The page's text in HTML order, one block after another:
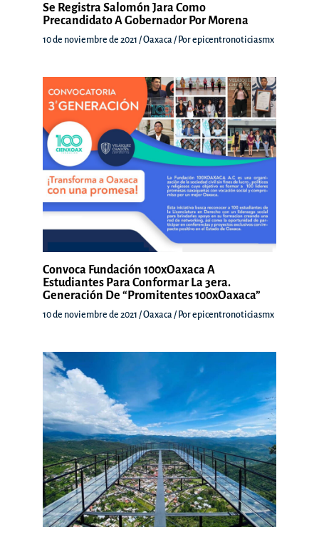
Se Registra Salomón Jara Como
Precandidato A Gobernador Por Morena
10 de noviembre de 2021 /Oaxaca / Porepicentronoticiasmx
Convoca Fundación 100xOaxaca A
Estudiantes Para Conformar La 3era.
Generación De “Promitentes 100xOaxaca”
10 de noviembre de 2021 /Oaxaca / Porepicentronoticiasmx